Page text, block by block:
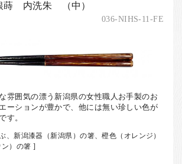
蒔 内洗朱 （中）
036-NIHS-11-FE
雰囲気の漂う新潟県の女性職人お手製のお
ーションが豊かで、他には無い珍しい色が
す。
、新潟漆器（新潟県）の箸、橙色（オレンジ）
）の箸 ]